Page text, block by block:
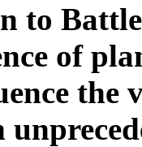
to
of
the